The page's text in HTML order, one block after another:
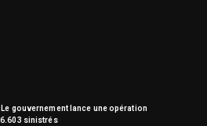
gouvernement lance une opération
sinistrés